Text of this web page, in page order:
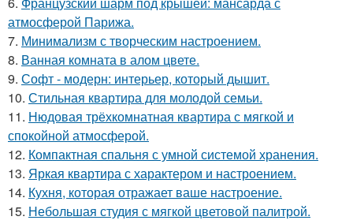
атмосферой Парижа.
7. Минимализм с творческим настроением.
8. Ванная комната в алом цвете.
9. Софт - модерн: интерьер, который дышит.
10. Стильная квартира для молодой семьи.
11. Нюдовая трёхкомнатная квартира с мягкой и
спокойной атмосферой.
12. Компактная спальня с умной системой хранения.
13. Яркая квартира с характером и настроением.
14. Кухня, которая отражает ваше настроение.
15. Небольшая студия с мягкой цветовой палитрой.